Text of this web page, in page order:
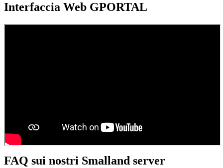
Interfaccia Web GPORTAL
FAQ sui nostri Smalland server